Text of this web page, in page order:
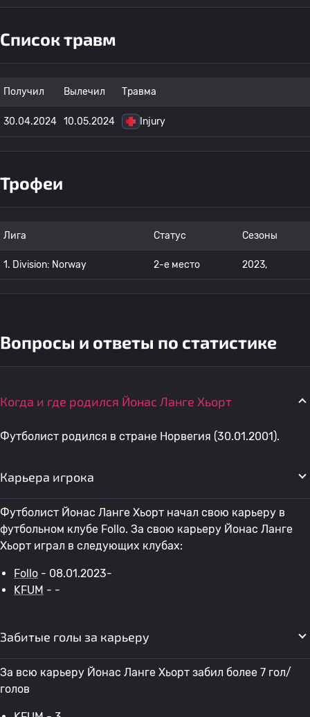
Список травм
Получил Вылечил Травма
30.04.2024 10.05.2024 Injury
Трофеи
Лига Статус Сезоны
1. Division: Norway 2-е место 2023,
Вопросы и ответы по статистике
Когда и где родился Йонас Ланге Хьорт
Футболист родился в стране Норвегия (30.01.2001).
Карьера игрока
Футболист Йонас Ланге Хьорт начал свою карьеру в
футбольном клубе Follo. За свою карьеру Йонас Ланге
Хьорт играл в следующих клубах:
Follo - 08.01.2023-
KFUM - -
Забитые голы за карьеру
За всю карьеру Йонас Ланге Хьорт забил более 7 гол/
голов